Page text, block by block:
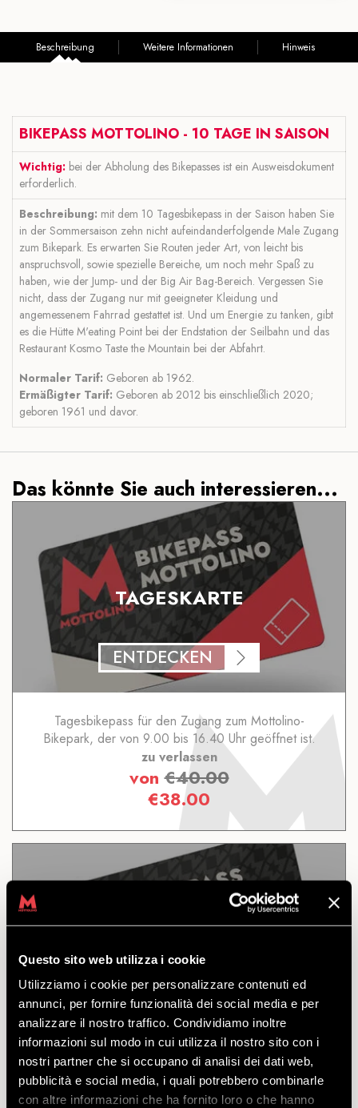
Questo sito web utilizza i cookie
Utilizziamo i cookie per personalizzare contenuti ed
annunci, per fornire funzionalità dei social media e per
analizzare il nostro traffico. Condividiamo inoltre
informazioni sul modo in cui utilizza il nostro sito con i
nostri partner che si occupano di analisi dei dati web,
pubblicità e social media, i quali potrebbero combinarle
con altre informazioni che ha fornito loro o che hanno
Beschreibung Weitere Informationen Hinweis
BIKEPASS MOTTOLINO - 10 TAGE IN SAISON
Wichtig: bei der Abholung des Bikepasses ist ein Ausweisdokument
erforderlich.
Beschreibung: mit dem 10 Tagesbikepass in der Saison haben Sie
in der Sommersaison zehn nicht aufeindanderfolgende Male Zugang
zum Bikepark. Es erwarten Sie Routen jeder Art, von leicht bis
anspruchsvoll, sowie spezielle Bereiche, um noch mehr Spaß zu
haben, wie der Jump- und der Big Air Bag-Bereich. Vergessen Sie
nicht, dass der Zugang nur mit geeigneter Kleidung und
angemessenem Fahrrad gestattet ist. Und um Energie zu tanken, gibt
es die Hütte M'eating Point bei der Endstation der Seilbahn und das
Restaurant Kosmo Taste the Mountain bei der Abfahrt.
Normaler Tarif: Geboren ab 1962.
Ermäßigter Tarif: Geboren ab 2012 bis einschließlich 2020;
geboren 1961 und davor.
Das könnte Sie auch interessieren...
TAGESKARTE
ENTDECKEN
Tagesbikepass für den Zugang zum Mottolino-
Bikepark, der von 9.00 bis 16.40 Uhr geöffnet ist.
zu verlassen
von€40.00
€38.00
ENTDECKEN
Bikepass für den Zugang zu den Routen und
Strukturen des Mottolino-Bikeparks. 4
aufeinanderfolgende Tage gültig.